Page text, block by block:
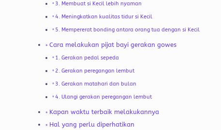
3. Membuat si Kecil lebih nyaman
4. Meningkatkan kualitas tidur si Kecil
5. Mempererat bonding antara orang tua dengan si Kecil
Cara melakukan pijat bayi gerakan gowes
1. Gerakan pedal sepeda
2. Gerakan peregangan lembut
3. Gerakan matahari dan bulan
4. Ulangi gerakan peregangan lembut
Kapan waktu terbaik melakukannya
Hal yang perlu diperhatikan